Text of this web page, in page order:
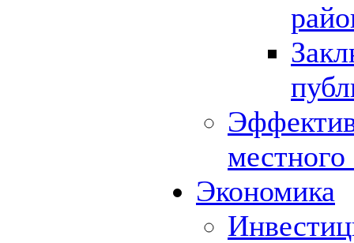
Экономика